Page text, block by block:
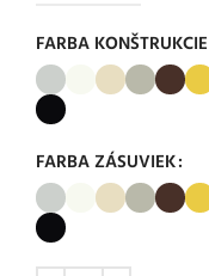
FARBA KONŠTRUKCIE
FARBA ZÁSUVIEK